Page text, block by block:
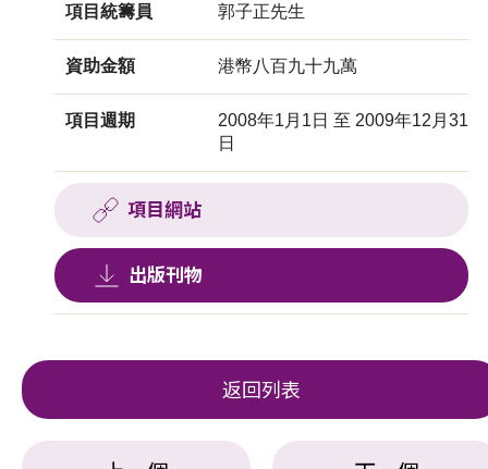
項目統籌員 郭子正先生
資助金額 港幣八百九十九萬
項目週期
2008年1月1日 至 2009年12月31
日
項目網站
出版刊物
返回列表